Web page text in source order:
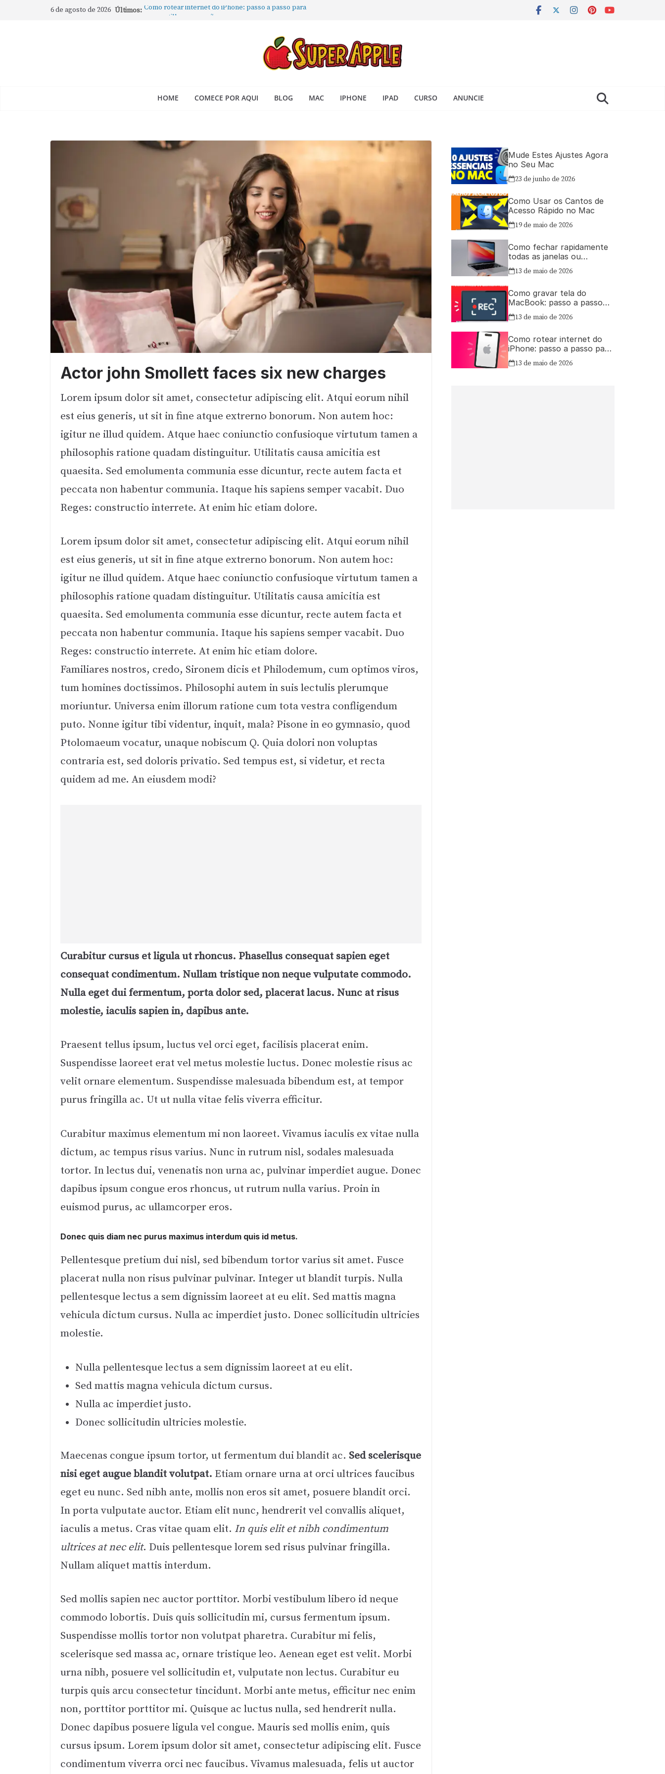
6 de agosto de 2026 Últimos: Como rotear internet do iPhone: passo a passo para
Como Usar os Cantos de Acesso Rápido no Mac
Como fechar rapidamente todas as janelas ou aplicativos
Como gravar tela do MacBook: passo a passo simples
HOME COMECE POR AQUI BLOG MAC IPHONE IPAD CURSO ANUNCIE
Actor john Smollett faces six new charges
Lorem ipsum dolor sit amet, consectetur adipiscing elit. Atqui eorum nihil
est eius generis, ut sit in fine atque extrerno bonorum. Non autem hoc:
igitur ne illud quidem. Atque haec coniunctio confusioque virtutum tamen a
philosophis ratione quadam distinguitur. Utilitatis causa amicitia est
quaesita. Sed emolumenta communia esse dicuntur, recte autem facta et
peccata non habentur communia. Itaque his sapiens semper vacabit. Duo
Reges: constructio interrete. At enim hic etiam dolore.
Lorem ipsum dolor sit amet, consectetur adipiscing elit. Atqui eorum nihil
est eius generis, ut sit in fine atque extrerno bonorum. Non autem hoc:
igitur ne illud quidem. Atque haec coniunctio confusioque virtutum tamen a
philosophis ratione quadam distinguitur. Utilitatis causa amicitia est
quaesita. Sed emolumenta communia esse dicuntur, recte autem facta et
peccata non habentur communia. Itaque his sapiens semper vacabit. Duo
Reges: constructio interrete. At enim hic etiam dolore.
Familiares nostros, credo, Sironem dicis et Philodemum, cum optimos viros,
tum homines doctissimos. Philosophi autem in suis lectulis plerumque
moriuntur. Universa enim illorum ratione cum tota vestra confligendum
puto. Nonne igitur tibi videntur, inquit, mala? Pisone in eo gymnasio, quod
Ptolomaeum vocatur, unaque nobiscum Q. Quia dolori non voluptas
contraria est, sed doloris privatio. Sed tempus est, si videtur, et recta
quidem ad me. An eiusdem modi?
Curabitur cursus et ligula ut rhoncus. Phasellus consequat sapien eget
consequat condimentum. Nullam tristique non neque vulputate commodo.
Nulla eget dui fermentum, porta dolor sed, placerat lacus. Nunc at risus
molestie, iaculis sapien in, dapibus ante.
Praesent tellus ipsum, luctus vel orci eget, facilisis placerat enim.
Suspendisse laoreet erat vel metus molestie luctus. Donec molestie risus ac
velit ornare elementum. Suspendisse malesuada bibendum est, at tempor
purus fringilla ac. Ut ut nulla vitae felis viverra efficitur.
Curabitur maximus elementum mi non laoreet. Vivamus iaculis ex vitae nulla
dictum, ac tempus risus varius. Nunc in rutrum nisl, sodales malesuada
tortor. In lectus dui, venenatis non urna ac, pulvinar imperdiet augue. Donec
dapibus ipsum congue eros rhoncus, ut rutrum nulla varius. Proin in
euismod purus, ac ullamcorper eros.
Donec quis diam nec purus maximus interdum quis id metus.
Pellentesque pretium dui nisl, sed bibendum tortor varius sit amet. Fusce
placerat nulla non risus pulvinar pulvinar. Integer ut blandit turpis. Nulla
pellentesque lectus a sem dignissim laoreet at eu elit. Sed mattis magna
vehicula dictum cursus. Nulla ac imperdiet justo. Donec sollicitudin ultricies
molestie.
Nulla pellentesque lectus a sem dignissim laoreet at eu elit.
Sed mattis magna vehicula dictum cursus.
Nulla ac imperdiet justo.
Donec sollicitudin ultricies molestie.
Maecenas congue ipsum tortor, ut fermentum dui blandit ac. Sed scelerisque
nisi eget augue blandit volutpat. Etiam ornare urna at orci ultrices faucibus
eget eu nunc. Sed nibh ante, mollis non eros sit amet, posuere blandit orci.
In porta vulputate auctor. Etiam elit nunc, hendrerit vel convallis aliquet,
iaculis a metus. Cras vitae quam elit. In quis elit et nibh condimentum
ultrices at nec elit. Duis pellentesque lorem sed risus pulvinar fringilla.
Nullam aliquet mattis interdum.
Sed mollis sapien nec auctor porttitor. Morbi vestibulum libero id neque
commodo lobortis. Duis quis sollicitudin mi, cursus fermentum ipsum.
Suspendisse mollis tortor non volutpat pharetra. Curabitur mi felis,
scelerisque sed massa ac, ornare tristique leo. Aenean eget est velit. Morbi
urna nibh, posuere vel sollicitudin et, vulputate non lectus. Curabitur eu
turpis quis arcu consectetur tincidunt. Morbi ante metus, efficitur nec enim
non, porttitor porttitor mi. Quisque ac luctus nulla, sed hendrerit nulla.
Donec dapibus posuere ligula vel congue. Mauris sed mollis enim, quis
cursus ipsum. Lorem ipsum dolor sit amet, consectetur adipiscing elit. Fusce
condimentum viverra orci nec faucibus. Vivamus malesuada, felis ut auctor
Mude Estes Ajustes Agora
no Seu Mac
23 de junho de 2026
Como Usar os Cantos de
Acesso Rápido no Mac
19 de maio de 2026
Como fechar rapidamente
todas as janelas ou
aplicativos abertos no Mac
13 de maio de 2026
Como gravar tela do
MacBook: passo a passo
simples
13 de maio de 2026
Como rotear internet do
iPhone: passo a passo para
compartilhar a conexão
13 de maio de 2026